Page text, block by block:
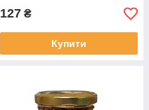
127 ₴
Купити